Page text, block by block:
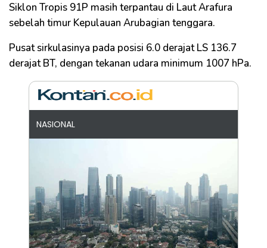
Siklon Tropis 91P masih terpantau di Laut Arafura
sebelah timur Kepulauan Arubagian tenggara.
Pusat sirkulasinya pada posisi 6.0 derajat LS 136.7
derajat BT, dengan tekanan udara minimum 1007 hPa.
NASIONAL